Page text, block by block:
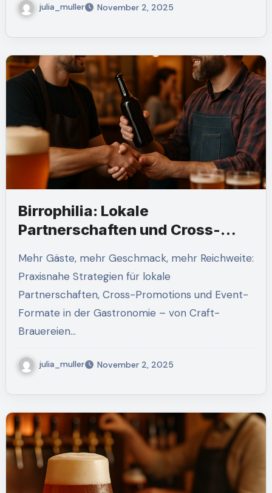
julia_muller November 2, 2025
Birrophilia: Lokale
Partnerschaften und Cross-
Mehr Gäste, mehr Geschmack, mehr Reichweite:
Praxisnahe Strategien für lokale
Partnerschaften, Cross-Promotions und Event-
Formate in der Gastronomie – von Craft-
Brauereien…
julia_muller November 2, 2025